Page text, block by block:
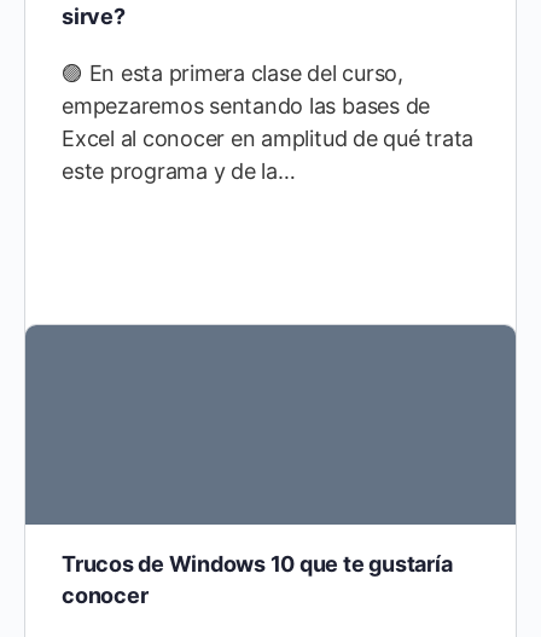
sirve?
🟣 En esta primera clase del curso,
empezaremos sentando las bases de
Excel al conocer en amplitud de qué trata
este programa y de la…
Trucos de Windows 10 que te gustaría
conocer